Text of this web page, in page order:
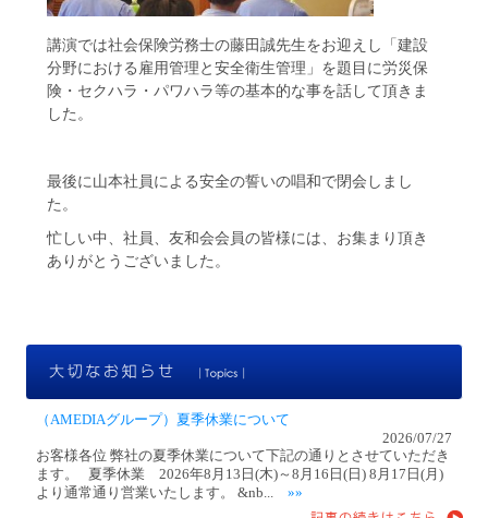
講演では社会保険労務士の藤田誠先生をお迎えし「建設
分野における雇用管理と安全衛生管理」を題目に労災保
険・セクハラ・パワハラ等の基本的な事を話して頂きま
した。
最後に山本社員による安全の誓いの唱和で閉会しまし
た。
忙しい中、社員、友和会会員の皆様には、お集まり頂き
ありがとうございました。
（AMEDIAグループ）夏季休業について
2026/07/27
お客様各位 弊社の夏季休業について下記の通りとさせていただき
ます。 夏季休業 2026年8月13日(木)～8月16日(日) 8月17日(月)
より通常通り営業いたします。 &nb...»»